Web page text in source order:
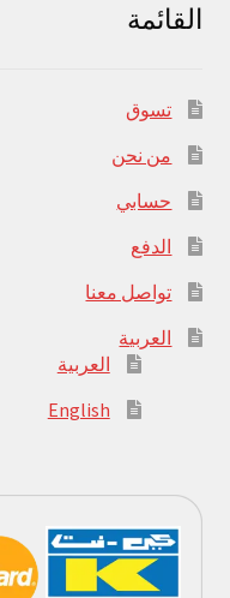
القائمة
تسوق
من نحن
حسابي
الدفع
تواصل معنا
العربية
العربية
English